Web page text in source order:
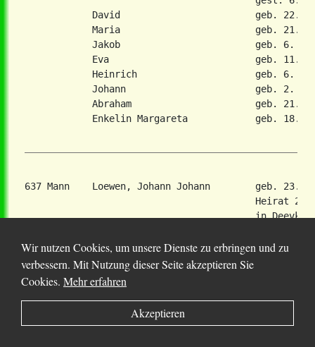
David                        geb. 22.
Maria                        geb. 21.
Jakob                        geb. 6.
Eva                          geb. 11.
Heinrich                     geb. 6.
Johann                       geb. 2.
Abraham                      geb. 21.
Enkelin Margareta            geb. 18.
637 Mann    Loewen, Johann Johann        geb. 23.
Heirat 2.
in Deevka
    Kinder:
Johann                       geb. 18.
Heinrich                     geb. 20.
Jakob                        geb. 4.
Anna                         geb. 18.
Katharina                    geb. 17.
Wir nutzen Cookies, um unsere Dienste zu erbringen und zu
verbessern. Mit Nutzung dieser Seite akzeptieren Sie
Cookies. Mehr erfahren
Akzeptieren